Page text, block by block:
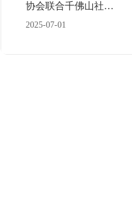
协会联合千佛山社…
2025-07-01